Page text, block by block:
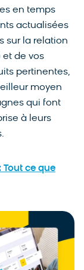
en temps
actualisées
sur la relation
et de vos
pertinentes,
moyen
qui font
à leurs
Tout ce que